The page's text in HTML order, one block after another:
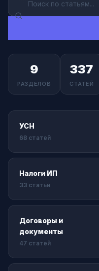
9
РАЗДЕЛОВ
337
СТАТЕЙ
УСН
68 статей
Налоги ИП
33 статьи
Договоры и
документы
47 статей